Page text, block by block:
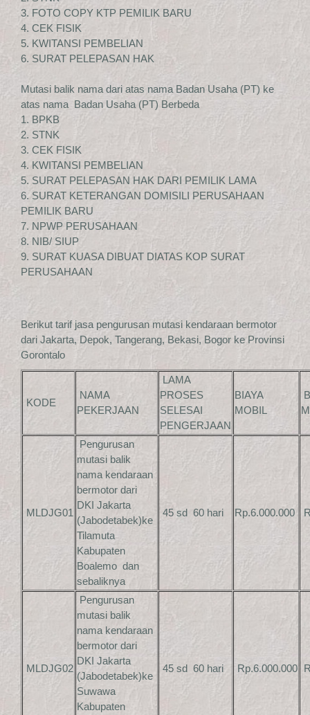
3. FOTO COPY KTP PEMILIK BARU
4. CEK FISIK
5. KWITANSI PEMBELIAN
6. SURAT PELEPASAN HAK
Mutasi balik nama dari atas nama Badan Usaha (PT) ke
atas nama Badan Usaha (PT) Berbeda
1. BPKB
2. STNK
3. CEK FISIK
4. KWITANSI PEMBELIAN
5. SURAT PELEPASAN HAK DARI PEMILIK LAMA
6. SURAT KETERANGAN DOMISILI PERUSAHAAN
PEMILIK BARU
7. NPWP PERUSAHAAN
8. NIB/ SIUP
9. SURAT KUASA DIBUAT DIATAS KOP SURAT
PERUSAHAAN
Berikut tarif jasa pengurusan mutasi kendaraan bermotor
dari Jakarta, Depok, Tangerang, Bekasi, Bogor ke Provinsi
Gorontalo
KODE
NAMA
PEKERJAAN
LAMA
PROSES
SELESAI
PENGERJAAN
BIAYA
MOBIL
MLDJG01
Pengurusan
mutasi balik
nama kendaraan
bermotor dari
DKI Jakarta
(Jabodetabek)ke
Tilamuta
Kabupaten
Boalemo dan
sebaliknya
45 sd 60 hari Rp.6.000.000
MLDJG02
Pengurusan
mutasi balik
nama kendaraan
bermotor dari
DKI Jakarta
(Jabodetabek)ke
Suwawa
Kabupaten
45 sd 60 hari Rp.6.000.000